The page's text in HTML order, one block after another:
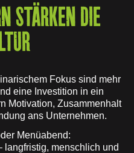
STÄRKEN DIE
Fokus sind mehr
eine Investition in ein
Motivation, Zusammenhalt
ans Unternehmen.
Menüabend:
langfristig, menschlich und